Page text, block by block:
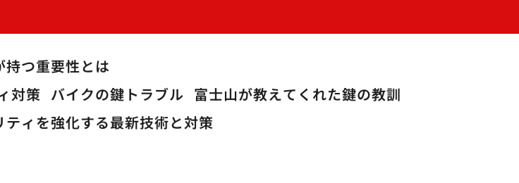
つ重要性とは
対策 バイクの鍵トラブル 富士山が教えてくれた鍵の教訓
ティを強化する最新技術と対策